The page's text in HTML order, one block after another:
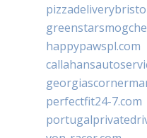
happypawspl.com
perfectfit24-7.com